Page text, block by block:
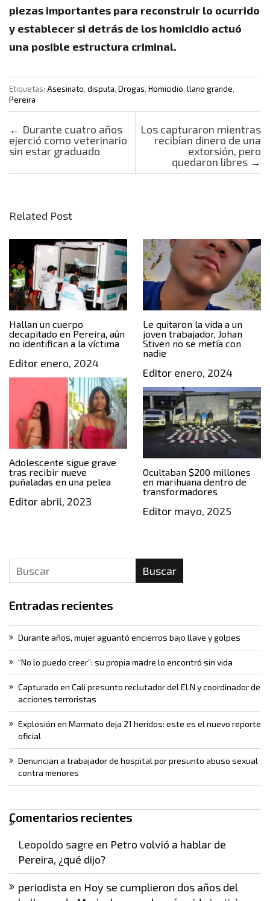
piezas importantes para reconstruir lo ocurrido
y establecer si detrás de los homicidio actuó
una posible estructura criminal.
Etiquetas: Asesinato, disputa, Drogas, Homicidio, llano grande,
Pereira
Post navigation
← Durante cuatro años
ejerció como veterinario
sin estar graduado
Los capturaron mientras
recibían dinero de una
extorsión, pero
quedaron libres →
Related Post
Hallan un cuerpo
decapitado en Pereira, aún
no identifican a la víctima
Editor enero, 2024
Le quitaron la vida a un
joven trabajador, Johan
Stiven no se metía con
nadie
Editorenero, 2024
Adolescente sigue grave
tras recibir nueve
puñaladas en una pelea
Editor abril, 2023
Ocultaban $200 millones
en marihuana dentro de
transformadores
Editormayo, 2025
Buscar
Entradas recientes
Durante años, mujer aguantó encierros bajo llave y golpes
“No lo puedo creer”: su propia madre lo encontró sin vida
Capturado en Cali presunto reclutador del ELN y coordinador de
acciones terroristas
Explosión en Marmato deja 21 heridos: este es el nuevo reporte
oficial
Denuncian a trabajador de hospital por presunto abuso sexual
contra menores
Comentarios recientes
Leopoldo sagre en Petro volvió a hablar de
Pereira, ¿qué dijo?
periodista en Hoy se cumplieron dos años del